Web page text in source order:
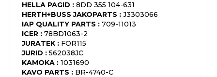
HELLA PAGID : 8DD 355 104-631
HERTH+BUSS JAKOPARTS : J3303066
IAP QUALITY PARTS : 709-11013
ICER : 78BD1063-2
JURATEK : FOR115
JURID : 562038JC
KAMOKA : 1031690
KAVO PARTS : BR-4740-C